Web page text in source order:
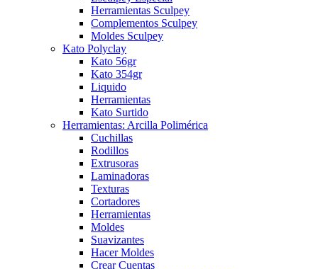
Herramientas Sculpey
Complementos Sculpey
Moldes Sculpey
Kato Polyclay
Kato 56gr
Kato 354gr
Liquido
Herramientas
Kato Surtido
Herramientas: Arcilla Polimérica
Cuchillas
Rodillos
Extrusoras
Laminadoras
Texturas
Cortadores
Herramientas
Moldes
Suavizantes
Hacer Moldes
Crear Cuentas